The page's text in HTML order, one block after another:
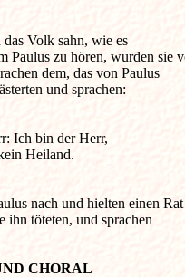
das Volk sahn, wie es
Paulus zu hören, wurden sie
dem, das von Paulus
und sprachen:
Ich bin der Herr,
Heiland.
nach und hielten einen
ihn töteten, und sprachen
CHORAL